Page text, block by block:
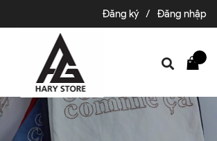
Đăng ký / Đăng nhập